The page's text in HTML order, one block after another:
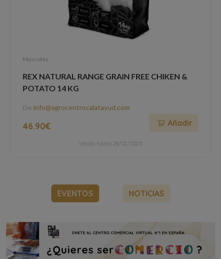
Mascotas
REX NATURAL RANGE GRAIN FREE CHIKEN &
POTATO 14 KG
De info@agrocentrocalatayud.com
46.90€ Añadir
Válido hasta 28/02/2025
EVENTOS NOTICIAS